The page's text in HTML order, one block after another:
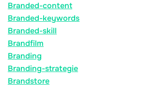
Branded-content
Branded-keywords
Branded-skill
Brandfilm
Branding
Branding-strategie
Brandstore